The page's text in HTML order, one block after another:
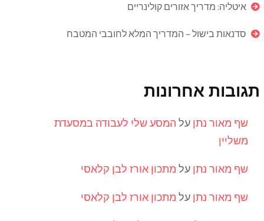
איטליה: מדריך אזורים קולינריים
סדנאות בישול – המדריך המלא לחובבי המטבח
תגובות אחרונות
שף מאור נתן על המסע שלי לעבודה במסעדת
משליין
שף מאור נתן על מתכון אורז לבן קלאסי
שף מאור נתן על מתכון אורז לבן קלאסי